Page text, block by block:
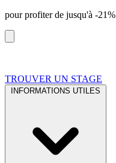
pour profiter de jusqu'à -21%
TROUVER UN STAGE
INFORMATIONS UTILES